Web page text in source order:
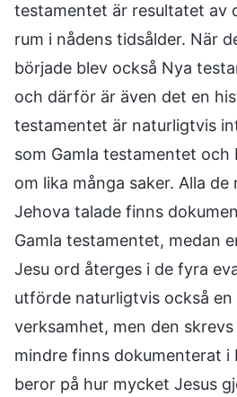
testamentet är resultatet av
rum i nådens tidsålder. När
började blev också Nya
och därför är även det en
testamentet är naturligtvis
som Gamla testamentet
om lika många saker. Alla de
Jehova talade finns
Gamla testamentet, medan
Jesu ord återges i de fyra
utförde naturligtvis också
verksamhet, men den
mindre finns dokumenterat i
beror på hur mycket Jesus